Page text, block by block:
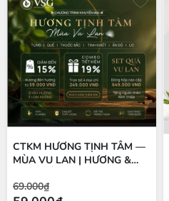
CTKM HƯƠNG TỊNH TÂM —
MÙA VU LAN | HƯƠNG &
NGUYÊN CHẤT
69.000₫